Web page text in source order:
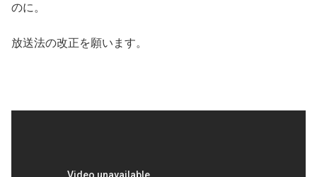
のに。
放送法の改正を願います。